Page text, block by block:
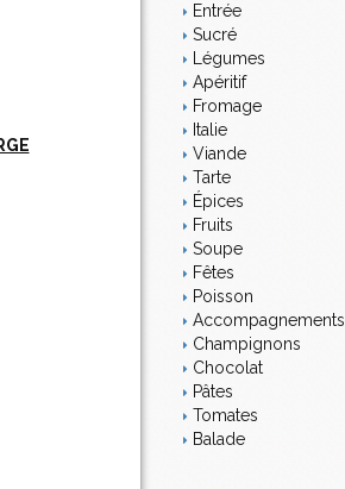
Entrée
Sucré
Légumes
Apéritif
Fromage
Italie
Viande
Tarte
Épices
Fruits
Soupe
Fêtes
Poisson
Accompagnements
Champignons
Chocolat
Pâtes
Tomates
Balade